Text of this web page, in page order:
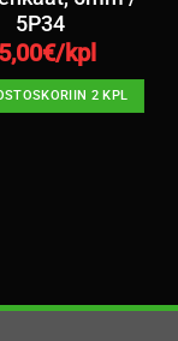
5P34
€/kpl
2 KPL